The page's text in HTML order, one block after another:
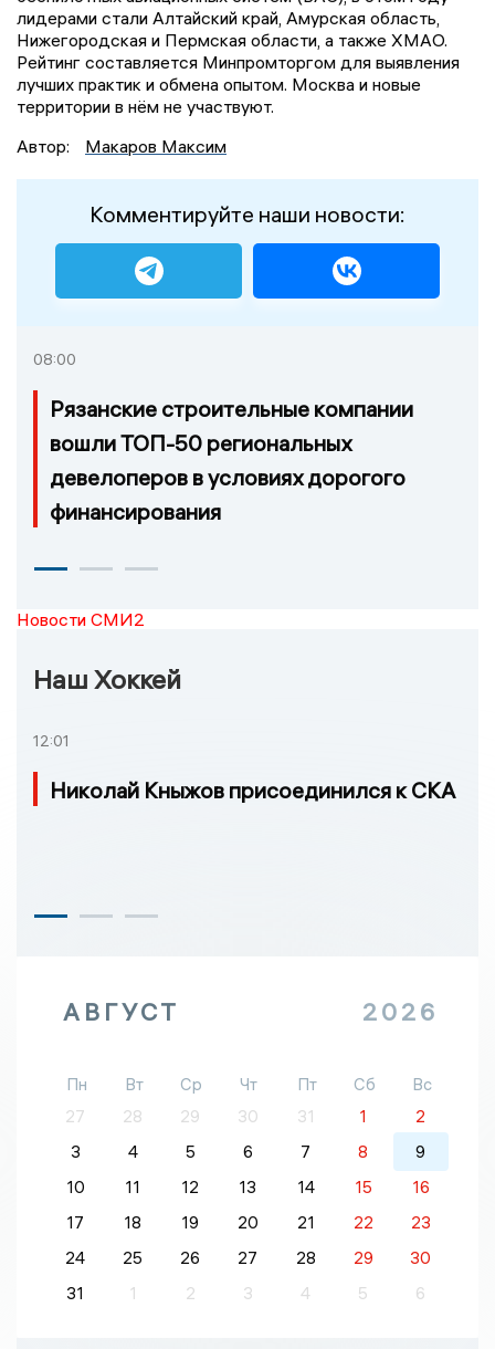
лидерами стали Алтайский край, Амурская область,
Нижегородская и Пермская области, а также ХМАО.
Рейтинг составляется Минпромторгом для выявления
лучших практик и обмена опытом. Москва и новые
территории в нём не участвуют.
Автор:
Макаров Максим
Комментируйте наши новости:
08:00
Рязанские строительные компании
вошли ТОП-50 региональных
девелоперов в условиях дорогого
финансирования
Новости СМИ2
Наш Хоккей
12:01
Николай Кныжов присоединился к СКА
АВГУСТ 2026
Пн Вт Ср Чт Пт Сб
Вс
27
28 29 30 31 1
2
3
4 5 6 7 8
9
10
11 12 13 14 15
16
17
18 19 20 21 22
23
24
25 26 27 28 29
30
31
1 2 3 4 5 6